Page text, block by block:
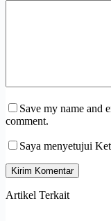
Save my name and
comment.
Saya menyetujui
Kirim Komentar
Artikel Terkait